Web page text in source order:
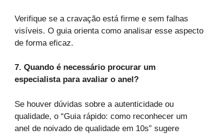
Verifique se a cravação está firme e sem falhas
visíveis. O guia orienta como analisar esse aspecto
de forma eficaz.
7. Quando é necessário procurar um
especialista para avaliar o anel?
Se houver dúvidas sobre a autenticidade ou
qualidade, o “Guia rápido: como reconhecer um
anel de noivado de qualidade em 10s” sugere